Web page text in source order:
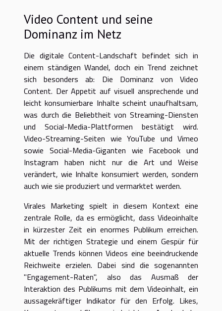
Video Content und seine
Dominanz im Netz
Die digitale Content-Landschaft befindet sich in
einem ständigen Wandel, doch ein Trend zeichnet
sich besonders ab: Die Dominanz von Video
Content. Der Appetit auf visuell ansprechende und
leicht konsumierbare Inhalte scheint unaufhaltsam,
was durch die Beliebtheit von Streaming-Diensten
und Social-Media-Plattformen bestätigt wird.
Video-Streaming-Seiten wie YouTube und Vimeo
sowie Social-Media-Giganten wie Facebook und
Instagram haben nicht nur die Art und Weise
verändert, wie Inhalte konsumiert werden, sondern
auch wie sie produziert und vermarktet werden.
Virales Marketing spielt in diesem Kontext eine
zentrale Rolle, da es ermöglicht, dass Videoinhalte
in kürzester Zeit ein enormes Publikum erreichen.
Mit der richtigen Strategie und einem Gespür für
aktuelle Trends können Videos eine beeindruckende
Reichweite erzielen. Dabei sind die sogenannten
"Engagement-Raten", also das Ausmaß der
Interaktion des Publikums mit dem Videoinhalt, ein
aussagekräftiger Indikator für den Erfolg. Likes,